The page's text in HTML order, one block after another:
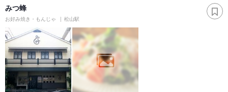
みつ蜂
お好み焼き・もんじゃ 松山駅